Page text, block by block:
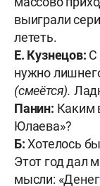
выиграли
лететь.
Е. Кузнецов: С
нужно
(смеётся).
Панин: Каким
Юлаева»?
Б:Хотелось
Этот год дал
мысли: